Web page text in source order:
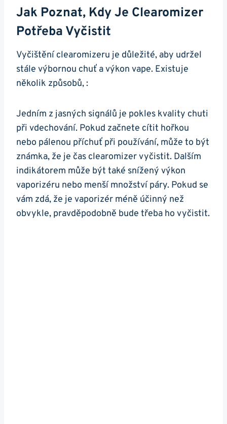
Jak Poznat, Kdy Je Clearomizer
Potřeba Vyčistit
Vyčištění clearomizeru je důležité, aby udržel
stále výbornou chuť a výkon vape. Existuje
několik způsobů, :
Jedním z jasných signálů je pokles kvality chuti
při vdechování. Pokud začnete cítit hořkou
nebo pálenou příchuť při používání, může to být
známka, že je čas clearomizer vyčistit. Dalším
indikátorem může být také snížený výkon
vaporizéru nebo menší množství páry. Pokud se
vám zdá, že je vaporizér méně účinný než
obvykle, pravděpodobně bude třeba ho vyčistit.